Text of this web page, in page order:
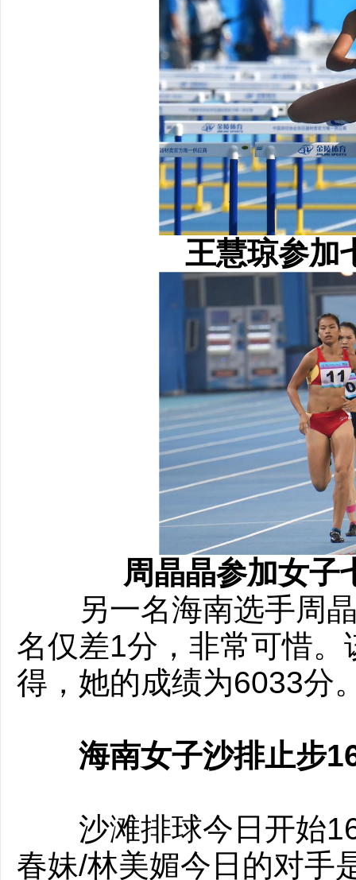
王慧琼参加
周晶晶参加女子
另一名海南选手周晶
名仅差1分，非常可惜
得，她的成绩为6033分
海南女子沙排止步
沙滩排球今日开始16
春妹/林美媚今日的对手